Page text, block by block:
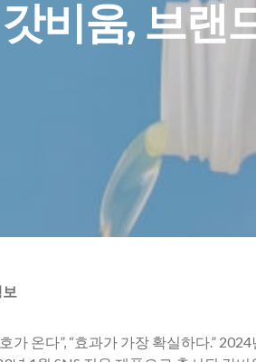
비움, 브랜
가 온다”, “효과가 가장 확실하다.”